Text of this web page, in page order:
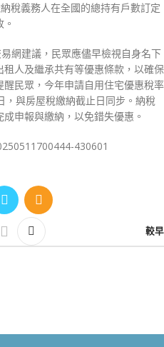
稅義務人在全國的總持有戶數訂定
網建議，民眾應儘早檢視自身名下
人及繼承共有等優惠條款，以確保
民眾，今年申請自用住宅優惠稅率
與房屋稅繳納截止日同步。納稅
申報與繳納，以免錯失優惠。
430601
較早